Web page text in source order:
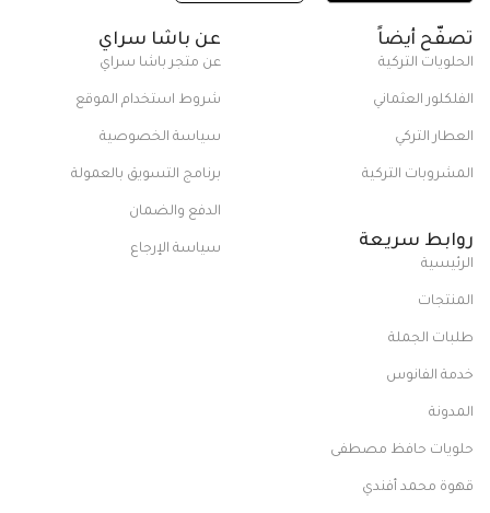
عن باشا سراي
عن متجر باشا سراي
شروط استخدام الموقع
سياسة الخصوصية
برنامج التسويق بالعمولة
الدفع والضمان
سياسة الإرجاع
تصفّح أيضاً
الحلويات التركية
الفلكلور العثماني
العطار التركي
المشروبات التركية
روابط سريعة
الرئيسية
المنتجات
طلبات الجملة
خدمة الفانوس
المدونة
حلويات حافظ مصطفى
قهوة محمد أفندي